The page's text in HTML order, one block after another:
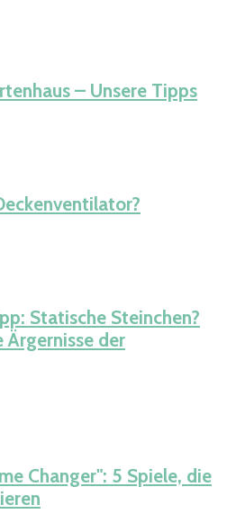
– Unsere Tipps
Statische Steinchen?
Ärgernisse der
Changer": 5 Spiele, die